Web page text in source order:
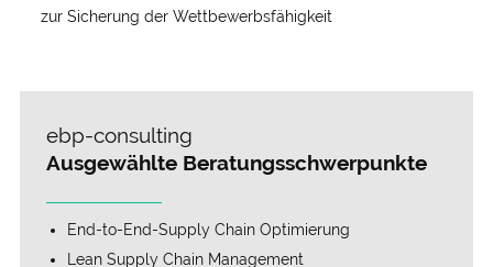
zur Sicherung der Wett­bewerbs­fähigkeit
ebp-consulting
Ausgewählte Beratungsschwerpunkte
End-to-End-Supply Chain Optimierung
Lean Supply Chain Management